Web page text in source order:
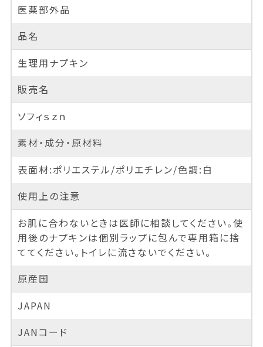
医薬部外品
品名
生理用ナプキン
販売名
ソフィｓｚｎ
素材・成分・原材料
表面材:ポリエステル/ポリエチレン/色調:白
使用上の注意
お肌に合わないときは医師に相談してください。使
用後のナプキンは個別ラップに包んで専用箱に捨
ててください。トイレに流さないでください。
原産国
JAPAN
JANコード